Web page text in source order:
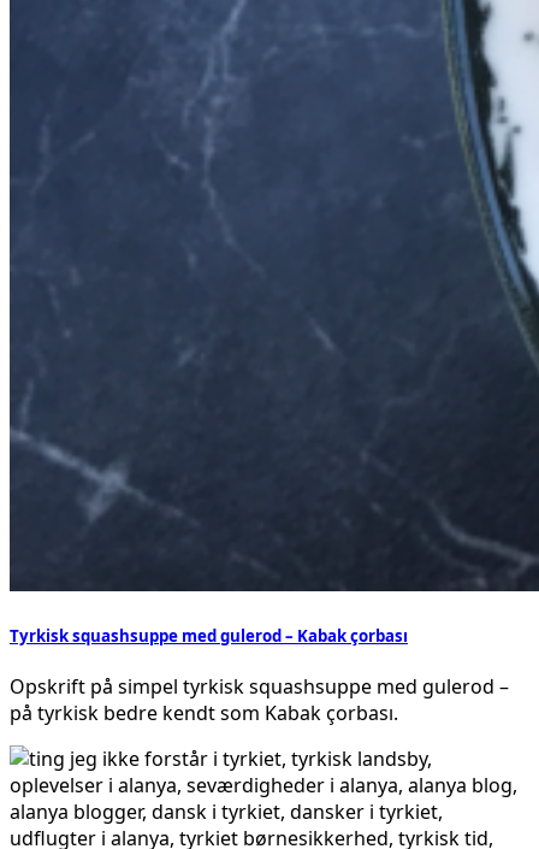
Tyrkisk squashsuppe med gulerod – Kabak çorbası
Opskrift på simpel tyrkisk squashsuppe med gulerod –
på tyrkisk bedre kendt som Kabak çorbası.